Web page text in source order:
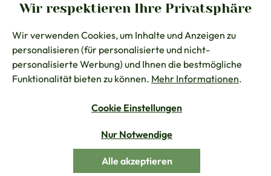
RECHTLICHES
BERATUNG
KONTAKT
Vertrag widerrufen
Alle Preise inkl. gesetzl. Mehrwertsteuer zzgl.
Wir respektieren Ihre Privatsphäre
Wir verwenden Cookies, um Inhalte und Anzeigen zu
personalisieren (für personalisierte und nicht-
personalisierte Werbung) und Ihnen die bestmögliche
Funktionalität bieten zu können. Mehr Informationen.
Cookie Einstellungen
Nur Notwendige
Alle akzeptieren